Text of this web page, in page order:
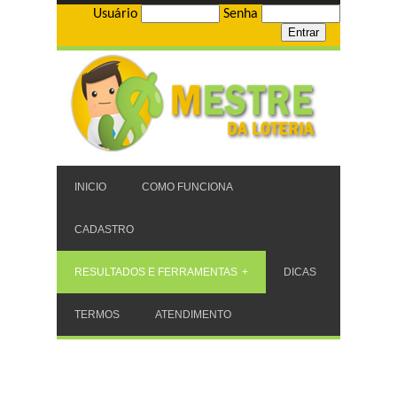
Usuário Senha
INICIO COMO FUNCIONA
CADASTRO
RESULTADOS E FERRAMENTAS DICAS
TERMOS ATENDIMENTO